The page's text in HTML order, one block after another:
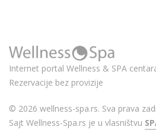
Internet portal Wellness & SPA
Rezervacije bez provizije
© 2026 wellness-spa.rs. Sva prava
Sajt Wellness-Spa.rs je u vlasništvu